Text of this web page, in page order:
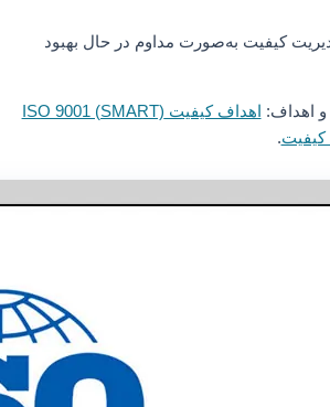
کیفیت به‌صورت مداوم در حال بهبود
اهداف کیفیت ISO 9001 (SMART)
.